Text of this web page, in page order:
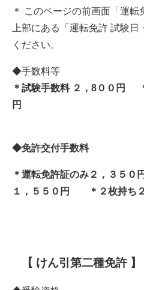
＊ このページの前画面「運
上部にある「運転免許 試験
ください。
◆手数料等
＊試験手数料 ２，8００円
円
◆免許交付手数料
＊運転免許証のみ２，３５
１，５５０円 ＊２枚持ち２
【 けん引第二種免許 】